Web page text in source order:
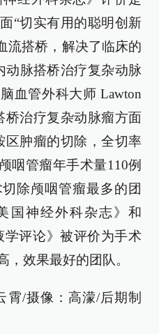
“切实有用的聪明创新
流搭桥，解决了临床的
动脉搭桥治疗复杂动脉
血管外科大师 Lawton
桥治疗复杂动脉瘤方面
区肿瘤的切除，全切率
咽管瘤年手术量110例
除颅咽管瘤最多的团
国神经外科杂志》和
学评论》被评价为手术
，效果最好的团队。
霄/摄像：高濛/后期制